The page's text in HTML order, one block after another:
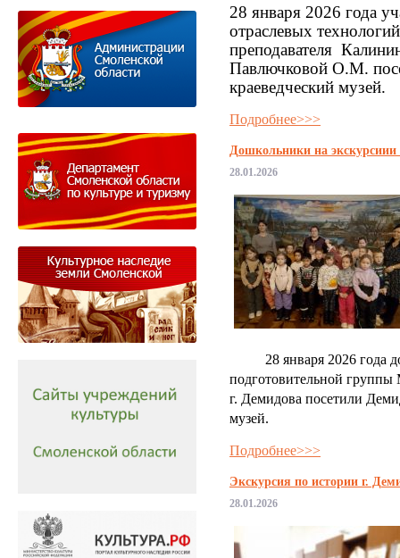
28 января 2026 года
отраслевых
преподавателя
Павлючковой О.М.
краеведческий музей.
Подробнее>>>
Дошкольники на экскурсиии
28.01.2026
28 января 2026 года
подготовительной
г. Демидова посетили
музей.
Подробнее>>>
Экскурсия по истории г.
28.01.2026